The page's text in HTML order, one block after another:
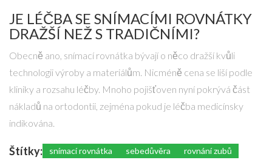
JE LÉČBA SE SNÍMACÍMI ROVNÁTKY
DRAŽŠÍ NEŽ S TRADIČNÍMI?
Obecně ano, snímací rovnátka bývají o něco dražší kvůli
technologii výroby a materiálům. Nicméně cena se liší podle
kliniky a rozsahu léčby. Mnoho pojišťoven nyní pokrývá část
nákladů na ortodontii, zejména pokud je léčba medicínsky
indikována.
Štítky: snímací rovnátka sebedůvěra
rovnání zubů